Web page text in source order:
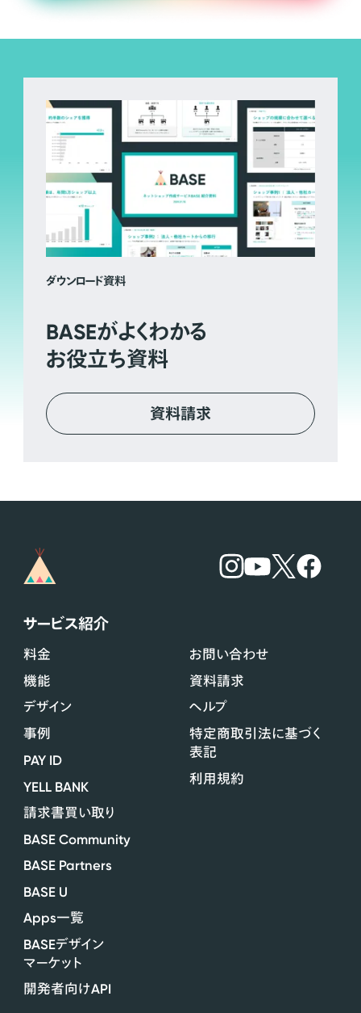
ダウンロード資料
BASEがよくわかる
お役立ち資料
資料請求
サービス紹介
料金
機能
デザイン
事例
PAY ID
YELL BANK
請求書買い取り
BASE Community
BASE Partners
BASE U
Apps一覧
BASEデザイン
マーケット
開発者向けAPI
お問い合わせ
資料請求
ヘルプ
特定商取引法に基づく
表記
利用規約